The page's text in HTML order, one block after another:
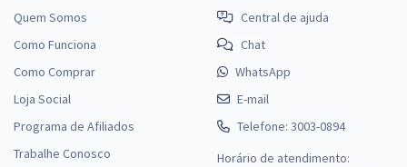
Quem Somos
Como Funciona
Como Comprar
Loja Social
Programa de Afiliados
Trabalhe Conosco
Central de ajuda
Chat
WhatsApp
E-mail
Telefone: 3003-0894
Horário de atendimento: